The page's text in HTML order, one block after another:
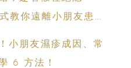
教你遠離小朋友患病
小朋友濕疹成因、常
6 方法！